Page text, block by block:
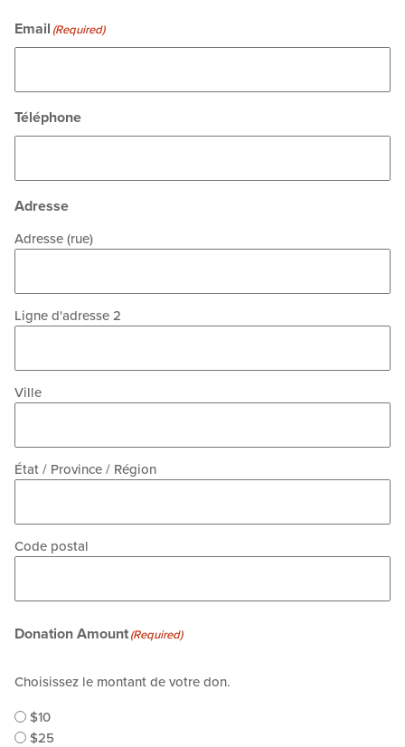
Email (Required)
Téléphone
Adresse
Adresse (rue)
Ligne d'adresse 2
Ville
État / Province / Région
Code postal
Donation Amount(Required)
Choisissez le montant de votre don.
$10
$25